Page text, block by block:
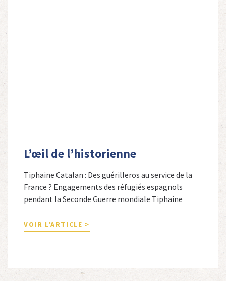
L’œil de l’historienne
Tiphaine Catalan : Des guérilleros au service de la
France ? Engagements des réfugiés espagnols
pendant la Seconde Guerre mondiale Tiphaine
secondaire et docteure en études hispaniques. Elle
est spécialiste de l’histoire contemporaine des
VOIR L'ARTICLE >